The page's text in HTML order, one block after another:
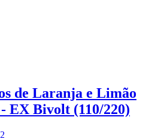
de Laranja e Limão
EX Bivolt (110/220)